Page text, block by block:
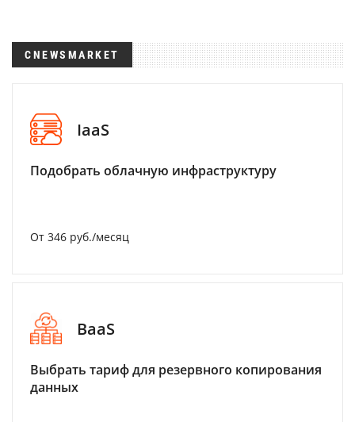
CNEWSMARKET
IaaS
Подобрать облачную инфраструктуру
От 346 руб./месяц
BaaS
Выбрать тариф для резервного копирования
данных